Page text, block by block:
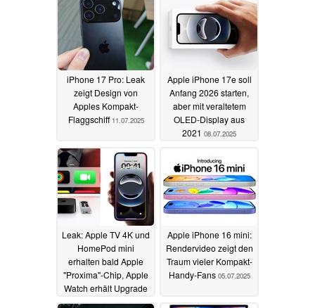
iPhone 17 Pro: Leak
zeigt Design von
Apples Kompakt-
Flaggschiff 11.07.2025
Apple iPhone 17e soll
Anfang 2026 starten,
aber mit veraltetem
OLED-Display aus
2021 08.07.2025
Leak: Apple TV 4K und
HomePod mini
erhalten bald Apple
"Proxima"-Chip, Apple
Watch erhält Upgrade
auf Apple S1108.07.2025
Apple iPhone 16 mini:
Rendervideo zeigt den
Traum vieler Kompakt-
Handy-Fans 05.07.2025